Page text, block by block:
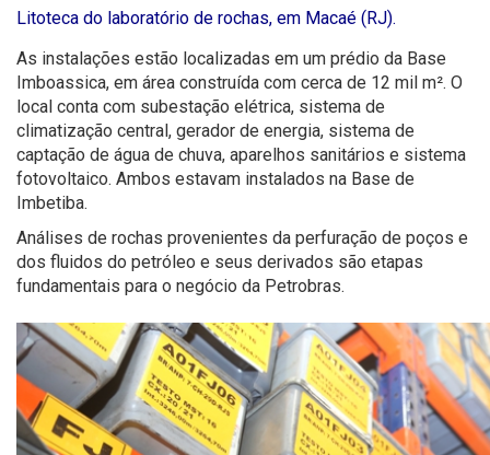
Litoteca do laboratório de rochas, em Macaé (RJ).
As instalações estão localizadas em um prédio da Base
Imboassica, em área construída com cerca de 12 mil m². O
local conta com subestação elétrica, sistema de
climatização central, gerador de energia, sistema de
captação de água de chuva, aparelhos sanitários e sistema
fotovoltaico. Ambos estavam instalados na Base de
Imbetiba.
Análises de rochas provenientes da perfuração de poços e
dos fluidos do petróleo e seus derivados são etapas
fundamentais para o negócio da Petrobras.